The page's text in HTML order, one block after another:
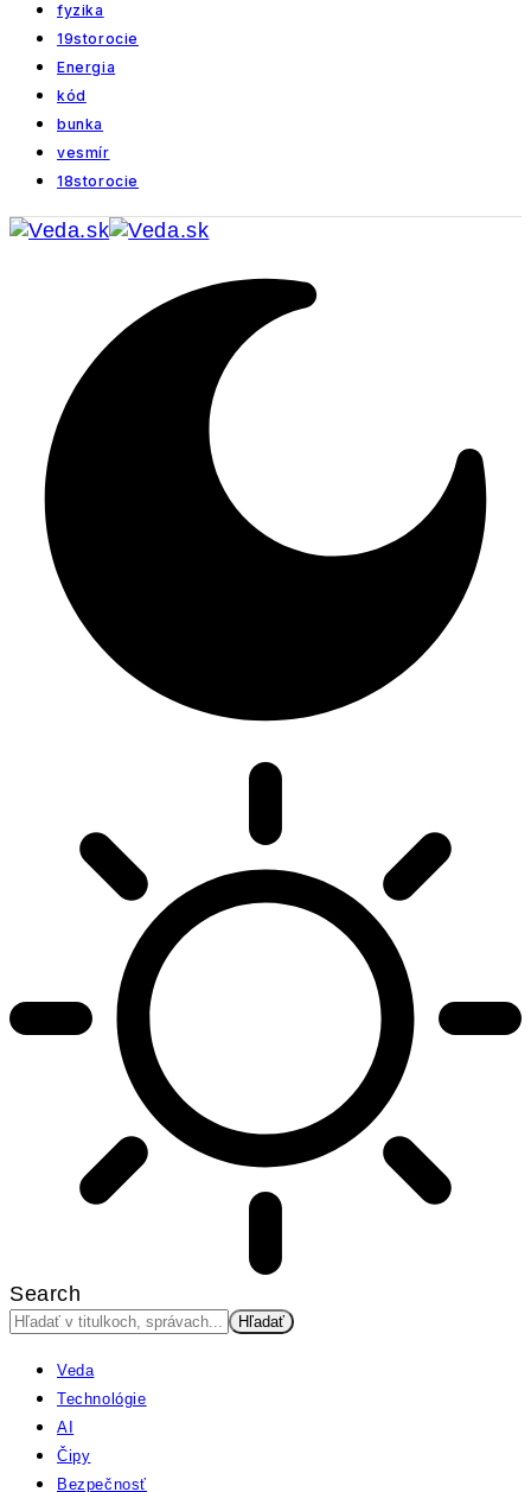
fyzika
19storocie
Energia
kód
bunka
vesmír
18storocie
Search
Veda
Technológie
AI
Čipy
Bezpečnosť